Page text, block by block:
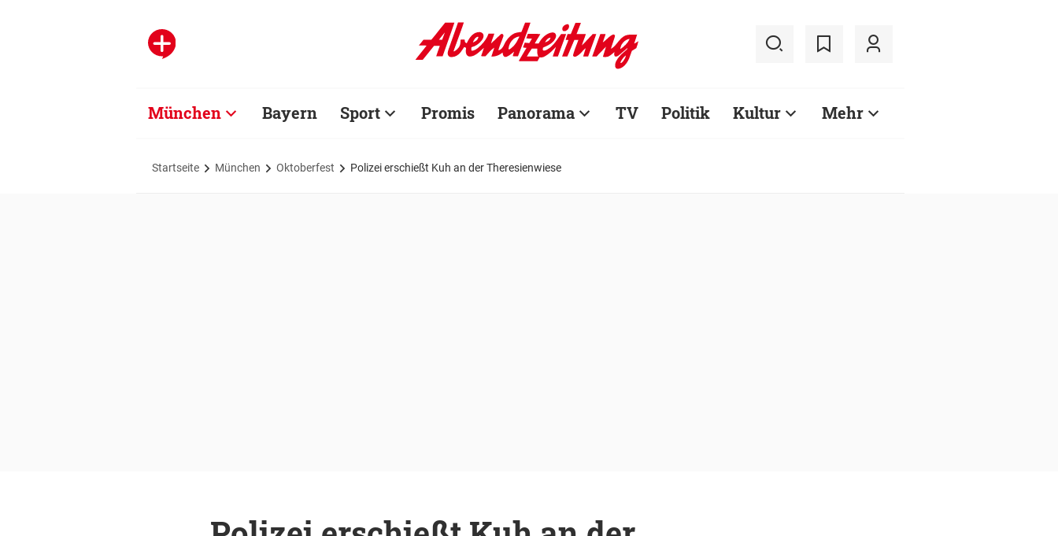
München Bayern Sport Promis Panorama TV Politik Kultur Mehr
Startseite München Oktoberfest Polizei erschießt Kuh an der Theresienwiese